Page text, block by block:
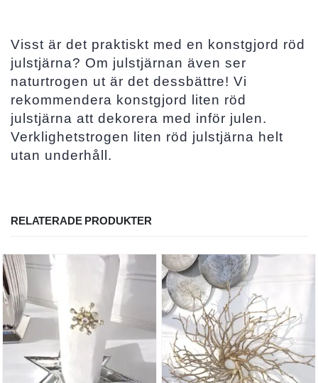
Visst är det praktiskt med en konstgjord röd
julstjärna? Om julstjärnan även ser
naturtrogen ut är det dessbättre! Vi
rekommendera konstgjord liten röd
julstjärna att dekorera med inför julen.
Verklighetstrogen liten röd julstjärna helt
utan underhåll.
RELATERADE PRODUKTER